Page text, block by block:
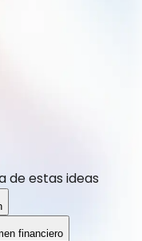
de estas ideas
financiero